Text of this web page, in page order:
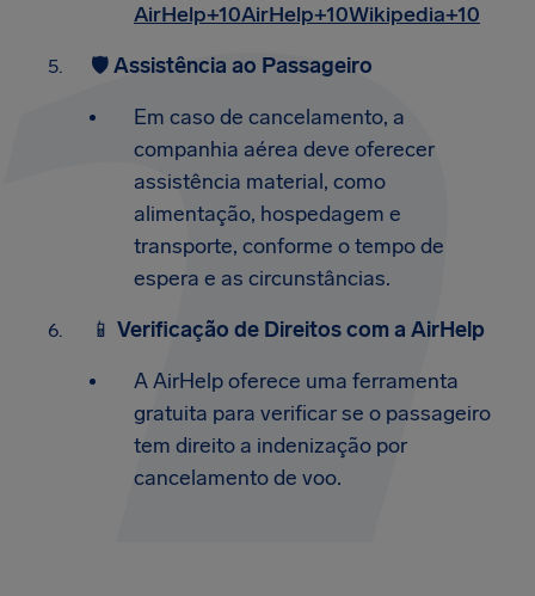
AirHelp+10AirHelp+10Wikipedia+10
🛡️Assistência ao Passageiro
Em caso de cancelamento, a
companhia aérea deve oferecer
assistência material, como
alimentação, hospedagem e
transporte, conforme o tempo de
espera e as circunstâncias.​
📱 Verificação de Direitos com a AirHelp
A AirHelp oferece uma ferramenta
gratuita para verificar se o passageiro
tem direito a indenização por
cancelamento de voo.